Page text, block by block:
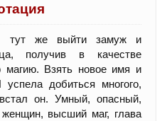
тут же выйти замуж и
получив в качестве
магию. Взять новое имя и
добиться многого,
он. Умный, опасный,
высший маг, глава